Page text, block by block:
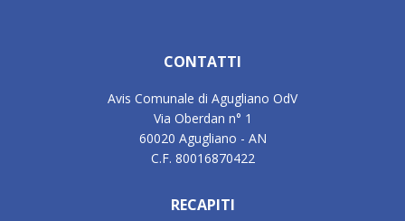
CONTATTI
Avis Comunale di Agugliano OdV
Via Oberdan n° 1
60020 Agugliano - AN
C.F. 80016870422
RECAPITI